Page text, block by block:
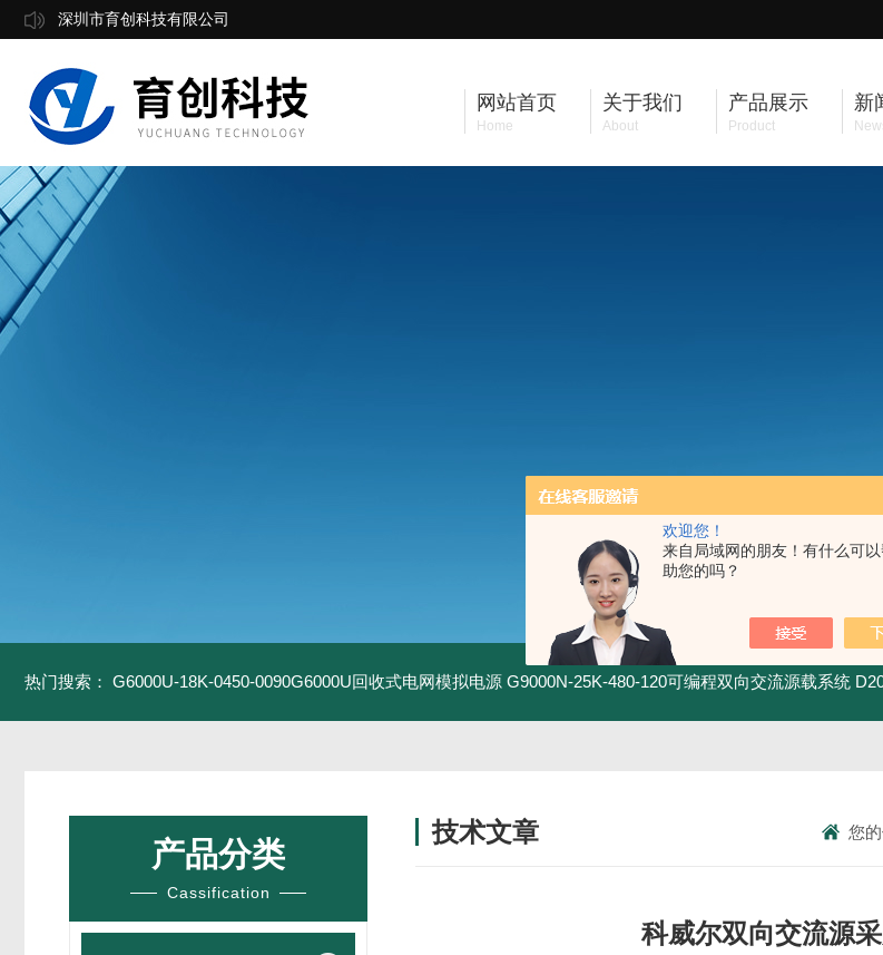
欢迎您！
来自局域网的朋友！有什么可
助您的吗？
深圳市育创科技有限公司
网站首页
Home
关于我们
About
产品展示
Product
新
热门搜索： G6000U-18K-0450-0090G6000U回收式电网模拟电源 G9000N-25K-480-120可编程双向交流源载系统 D2000U-500K-1200-
产品分类
Cassification
技术文章 您的
科威尔双向交流源